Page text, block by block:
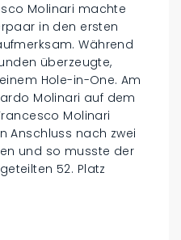
Molinari machte
in den ersten
Während
überzeugte,
Hole-in-One. Am
Molinari auf dem
Molinari
Anschluss nach zwei
und so musste der
52. Platz